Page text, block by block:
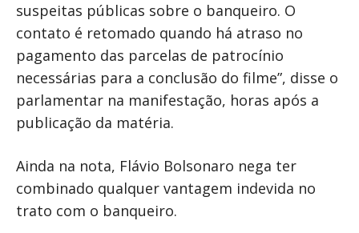
suspeitas públicas sobre o banqueiro. O
contato é retomado quando há atraso no
pagamento das parcelas de patrocínio
necessárias para a conclusão do filme”, disse o
parlamentar na manifestação, horas após a
publicação da matéria.
Ainda na nota, Flávio Bolsonaro nega ter
combinado qualquer vantagem indevida no
trato com o banqueiro.